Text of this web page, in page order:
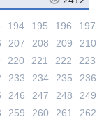
194 195 196
197
207 208 209
210
220 221 222
223
233 234 235
236
246 247 248
249
259 260 261
262